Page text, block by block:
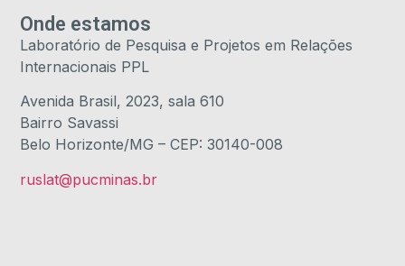
Onde estamos
Laboratório de Pesquisa e Projetos em Relações
Internacionais PPL
Avenida Brasil, 2023, sala 610
Bairro Savassi
Belo Horizonte/MG – CEP: 30140-008
ruslat@pucminas.br